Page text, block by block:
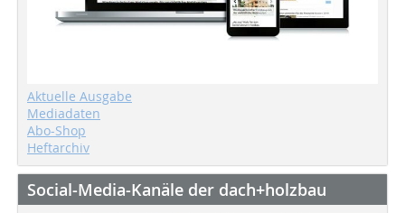
Aktuelle Ausgabe
Mediadaten
Abo-Shop
Heftarchiv
Social-Media-Kanäle der dach+holzbau